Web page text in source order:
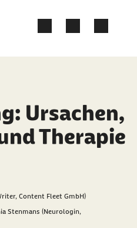
Ursachen,
Therapie
Content Fleet GmbH)
Stenmans (Neurologin,